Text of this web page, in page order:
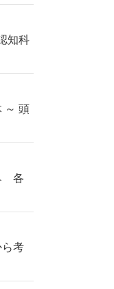
知科
～ 頭
各
考